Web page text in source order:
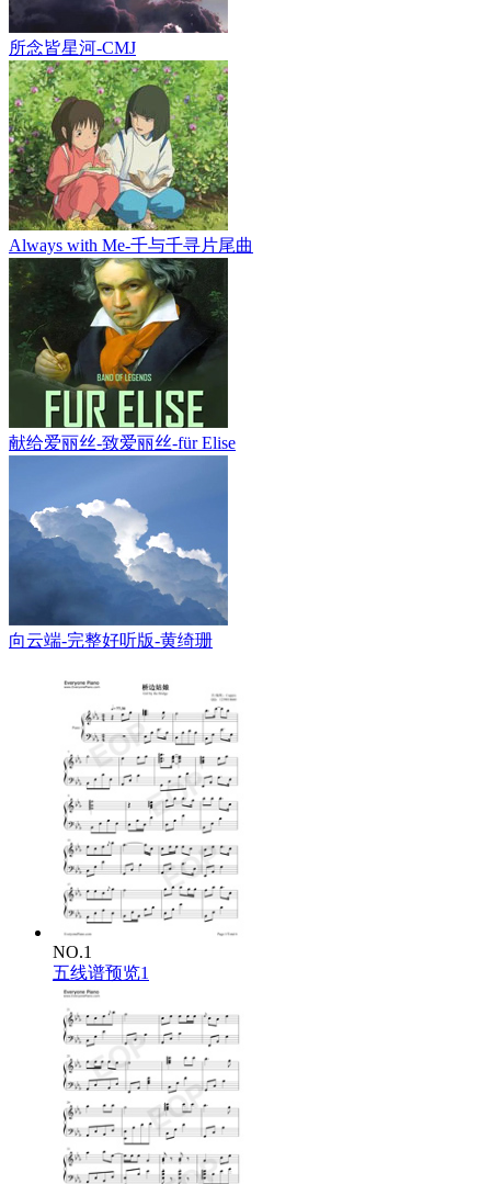
所念皆星河-CMJ
Always with Me-千与千寻片尾曲
献给爱丽丝-致爱丽丝-für Elise
向云端-完整好听版-黄绮珊
NO.1
五线谱预览1